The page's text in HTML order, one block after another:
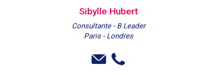
Sibylle Hubert
Consultante - B Leader
Paris - Londres